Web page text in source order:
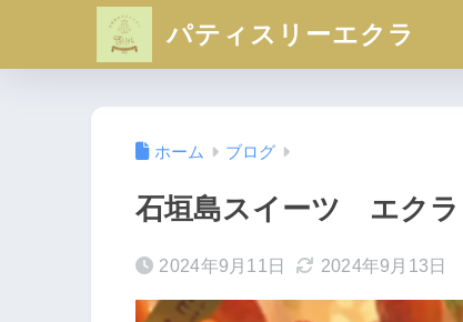
パティスリーエクラ
ホーム ブログ
石垣島スイーツ エク
2024年9月11日 2024年9月13日